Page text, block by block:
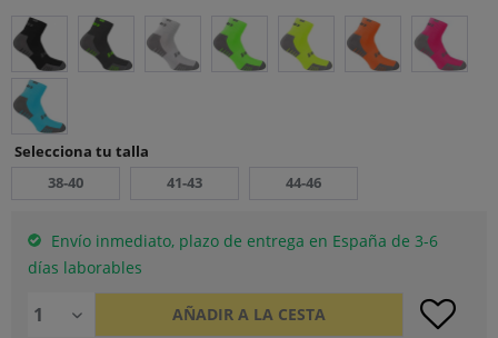
Selecciona tu talla
38-40
41-43 44-46
Envío inmediato, plazo de entrega en España de 3-6
días laborables
AÑADIR A LA CESTA